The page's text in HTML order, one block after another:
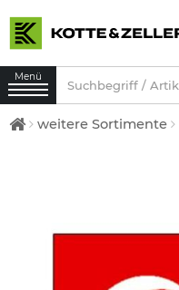
Menü
weitere Sortimente